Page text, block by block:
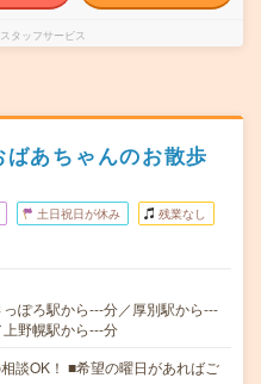
タッフサービス
ばあちゃんのお散歩
土日祝日が休み 残業なし
ぽろ駅から---分／厚別駅から---
野幌駅から---分
談OK！ ■希望の曜日があればご